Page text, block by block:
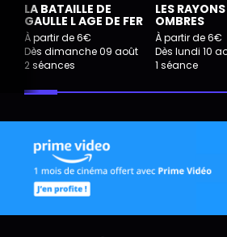
LA BATAILLE DE
GAULLE L AGE DE FER
À partir de 6€
Dès dimanche 09 août
2 séances
LES
OMBRES
À partir de 6€
Dès lundi 10
1 séance